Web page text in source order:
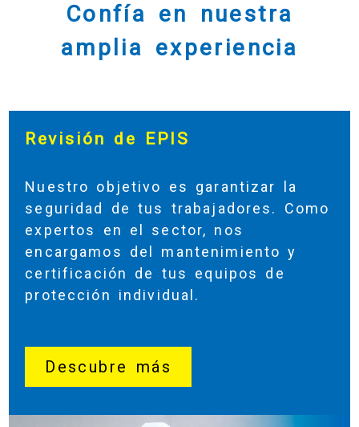
Confía en nuestra
amplia experiencia
Revisión de EPIS
Nuestro objetivo es garantizar la
seguridad de tus trabajadores. Como
expertos en el sector, nos
encargamos del mantenimiento y
certificación de tus equipos de
protección individual.
Descubre más